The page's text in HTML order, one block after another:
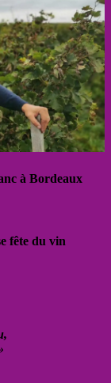
à Bordeaux
fête du vin